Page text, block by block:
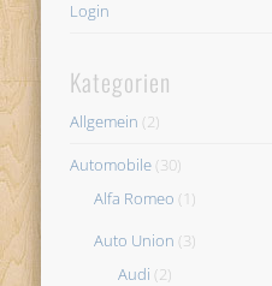
Login
Kategorien
Allgemein (2)
Automobile (30)
Alfa Romeo (1)
Auto Union (3)
Audi (2)